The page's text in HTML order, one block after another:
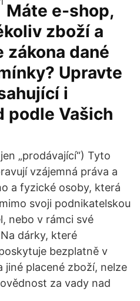
Máte e-shop,
zboží a
dané
Upravte
i
podle Vašich
„prodávající“) Tyto
vzájemná práva a
a fyzické osoby, která
svoji podnikatelskou
nebo v rámci své
dárky, které
bezplatně v
jiné placené zboží, nelze
za vady nad